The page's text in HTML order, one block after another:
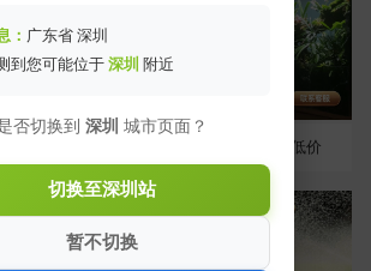
大促销 雨林生态缸 超低价
： 广东省 深圳
到您可能位于 深圳 附近
否切换到 深圳 城市页面？
切换至深圳站
暂不切换